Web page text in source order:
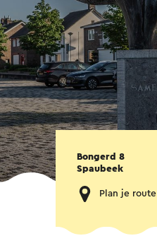
Bongerd 8
Spaubeek
Plan je route